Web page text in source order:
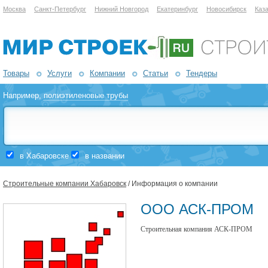
Москва Санкт-Петербург Нижний Новгород Екатеринбург Новосибирск
Товары Услуги Компании Статьи Тендеры
Например,полиэтиленовые трубы
в Хабаровске в названии
Строительные компании Хабаровск / Информация о компании
ООО АСК-ПРОМ
Строительная компания АСК-ПРОМ